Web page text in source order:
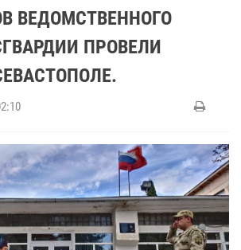
ВЕДОМСТВЕННОГО
ПРОВЕЛИ